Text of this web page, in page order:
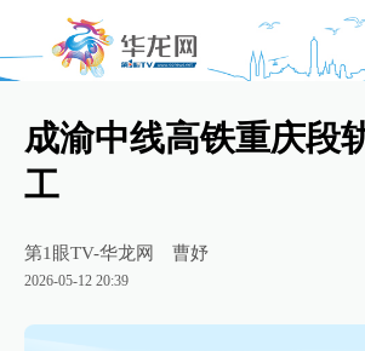
成渝中线高铁重庆段
工
第1眼TV-华龙网 曹妤
2026-05-12 20:39